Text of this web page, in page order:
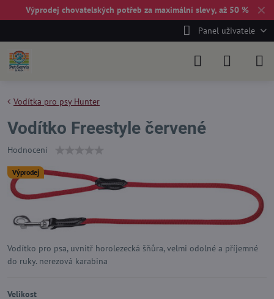
✕
Výprodej chovatelských potřeb za maximální slevy, až 50 %
Panel uživatele
Výprodej
Vodítka pro psy Hunter
Vodítko Freestyle červené
Hodnocení
Vodítko pro psa, uvnitř horolezecká šňůra, velmi odolné a příjemné
do ruky. nerezová karabina
Velikost